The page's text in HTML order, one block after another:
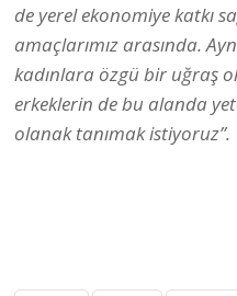
de yerel ekonomiye katkı
amaçlarımız arasında.
kadınlara özgü bir uğraş
erkeklerin de bu alanda
olanak tanımak istiyoruz”.